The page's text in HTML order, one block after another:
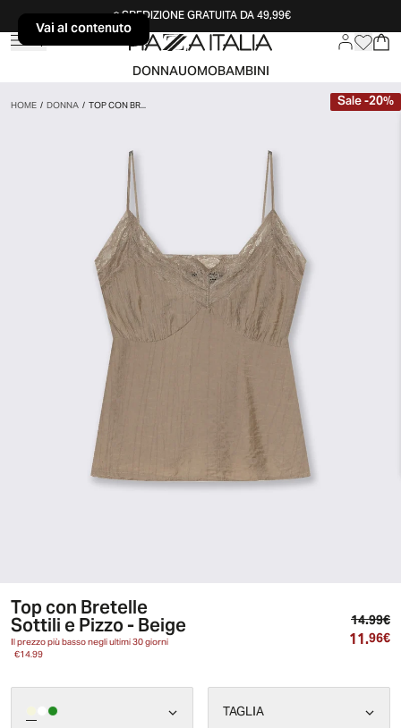
Vai al contenutoSPEDIZIONE GRATUITA DA 49,99€
DONNAUOMOBAMBINI
HOME/DONNA/TOP CON BR... Sale-20%
Top con Bretelle
Sottili e Pizzo - Beige
Il prezzo più basso negli ultimi 30 giorni
€14.99
14.99€
11.96€
TAGLIA
Vai al contenuto